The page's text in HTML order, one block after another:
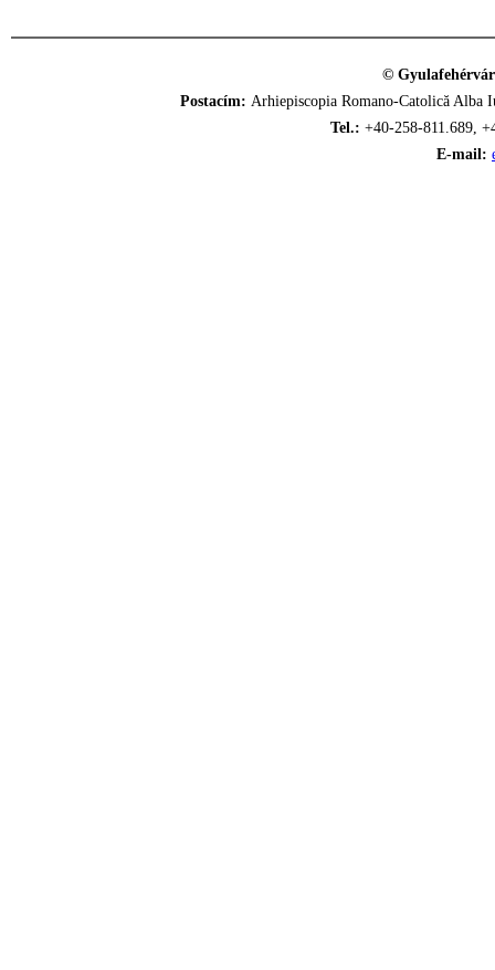
©
Postacím: Arhiepiscopia Romano-Catolică
Tel.: +40-258-811.689,
E-mail: